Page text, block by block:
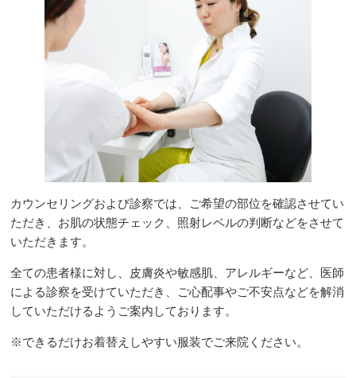
カウンセリングおよび診察では、ご希望の部位を確認させてい
ただき、お肌の状態チェック、照射レベルの判断などをさせて
いただきます。
全ての患者様に対し、皮膚炎や敏感肌、アレルギーなど、医師
による診察を受けていただき、ご心配事やご不安点などを解消
していただけるようご案内しております。
※できるだけお着替えしやすい服装でご来院ください。